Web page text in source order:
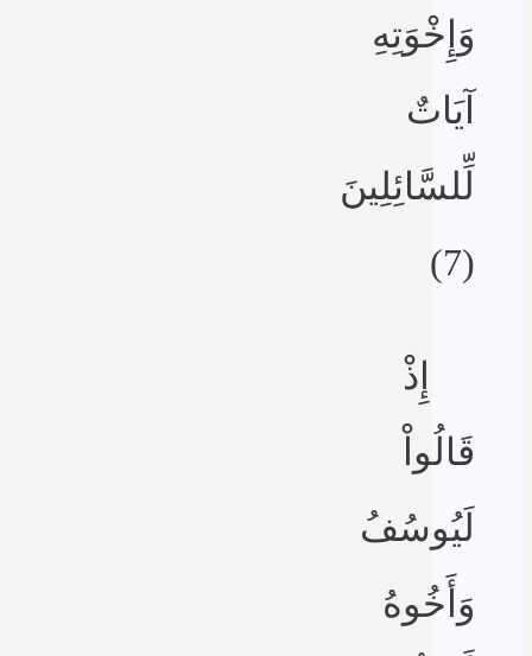
وَإِخْوَتِهِ
آيَاتٌ
لِّلسَّائِلِينَ
(7)
إِذْ
قَالُواْ
لَيُوسُفُ
وَأَخُوهُ